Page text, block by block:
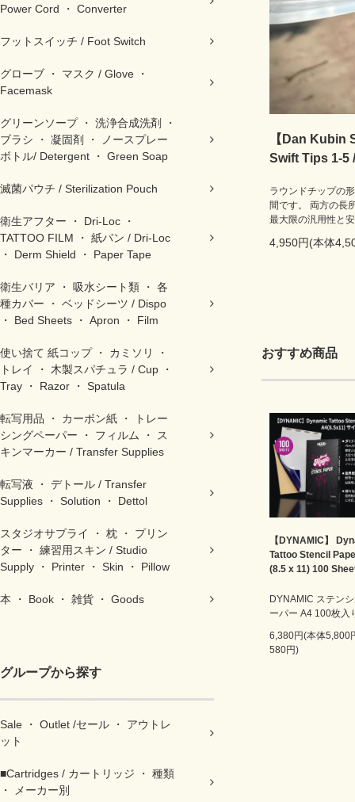
Power Cord ・ Converter
フットスイッチ / Foot Switch
グローブ ・ マスク / Glove ・
Facemask
グリーンソープ ・ 洗浄合成洗剤 ・
ブラシ ・ 凝固剤 ・ ノースプレー
ボトル/ Detergent ・ Green Soap
滅菌パウチ / Sterilization Pouch
衛生アフター ・ Dri-Loc ・
TATTOO FILM ・ 紙バン / Dri-Loc
・ Derm Shield ・ Paper Tape
衛生バリア ・ 吸水シート類 ・ 各
種カバー ・ ベッドシーツ / Dispo
・ Bed Sheets ・ Apron ・ Film
使い捨て 紙コップ ・ カミソリ ・
トレイ ・ 木製スパチュラ / Cup ・
Tray ・ Razor ・ Spatula
転写用品 ・ カーボン紙 ・ トレー
シングペーパー ・ フィルム ・ ス
キンマーカー / Transfer Supplies
転写液 ・ デトール / Transfer
Supplies ・ Solution ・ Dettol
スタジオサプライ ・ 枕 ・ プリン
ター ・ 練習用スキン / Studio
Supply ・ Printer ・ Skin ・ Pillow
本 ・ Book ・ 雑貨 ・ Goods
グループから探す
Sale ・ Outlet /セール ・ アウトレ
ット
■Cartridges / カートリッジ ・ 種類
・ メーカー別
【Dan Kubin
Swift Tips 1-5
ラウンドチップの
間です。 両方の長
最大限の汎用性と
4,950円(本体
おすすめ商品
【DYNAMIC】
Tattoo Stencil
(8.5 x 11) 100
DYNAMIC ステン
ーパー A4 100枚入
6,380円(本体5,800
580円)